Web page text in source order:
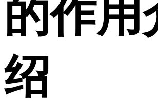
的作用
绍